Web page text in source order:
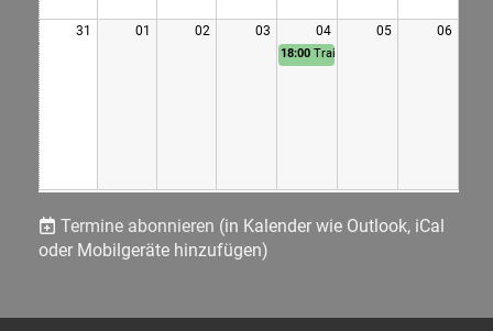
31 01 02 03 04 05 06
18:00 Training
Termine abonnieren (in Kalender wie Outlook, iCal
oder Mobilgeräte hinzufügen)